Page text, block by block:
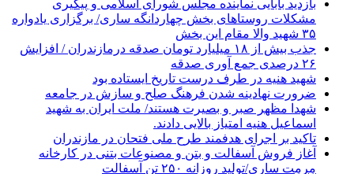
بازدید بابایی نماینده مجلس شورای اسلامی و پیگیری
مشکلات روستاهای بخش چهاردانگه ساری/ برگزاری یادواره
۳۵ شهید والا مقام این بخش
جذب بیش از ۱۸ میلیارد تومان صدقه درمازندران / افزایش
۲۶ درصدی جمع آوری صدقه
شهید هنیه در طرف درست تاریخ ایستاده بود
ضرورت نهادینه شدن فرهنگ صلح و سازش در جامعه
شهدا مظهر صبر و بصیرت هستند/ ملت ایران به شهید
اسماعیل هنیه امتیاز بالایی دادند.
تاکید بر اجرای هدفمند طرح ملی فتحان در مازندران
آغاز فروش آسفالت و بتن و مصنوعات بتنی در کارخانه
مِرمِت ساری/تولید روزانه ۲۵۰ تن آسفالت